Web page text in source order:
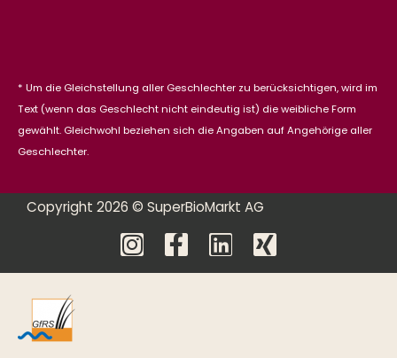
* Um die Gleichstellung aller Geschlechter zu berücksichtigen, wird im
Text (wenn das Geschlecht nicht eindeutig ist) die weibliche Form
gewählt. Gleichwohl beziehen sich die Angaben auf Angehörige aller
Geschlechter.
Copyright 2026 © SuperBioMarkt AG